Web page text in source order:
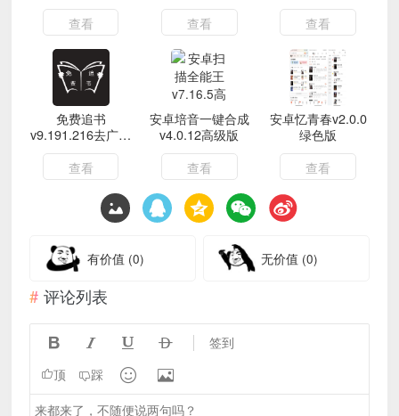
查看 查看 查看
免费追书
v9.191.216去广告
版 追书必备
查看
安卓培音一键合成
v4.0.12高级版
查看
安卓忆青春v2.0.0
绿色版
查看
有价值 (0) 无价值 (0)
评论列表
    签到
顶 踩  